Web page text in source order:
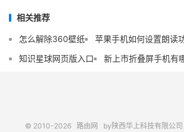
相关推荐
怎么解除360壁纸
苹果手机如何设置朗读
知识星球网页版入口
新上市折叠屏手机有
© 2010-2026 路由网 by陕西华上科技有限公司 |